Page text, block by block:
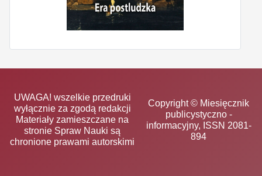
UWAGA! wszelkie przedruki
wyłącznie za zgodą redakcji
Materiały zamieszczane na
stronie Spraw Nauki są
chronione prawami autorskimi
Copyright © Miesięcznik
publicystyczno -
informacyjny, ISSN 2081-
894